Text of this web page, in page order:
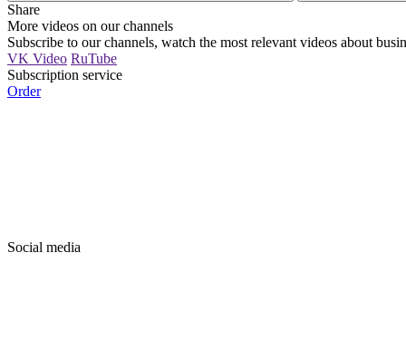
Share
More videos on our channels
Subscribe to our channels, watch the most relevant videos about
VK Video RuTube
Subscription service
Order
Social media